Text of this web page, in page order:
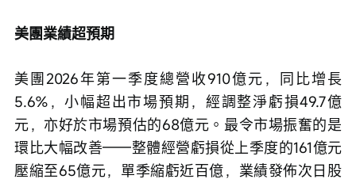
美團業績超預期
美團2026年第一季度總營收910億元，同比增長
5.6%，小幅超出市場預期，經調整淨虧損49.7億
元，亦好於市場預估的68億元。最令市場振奮的是
環比大幅改善——整體經營虧損從上季度的161億元
壓縮至65億元，單季縮虧近百億，業績發佈次日股